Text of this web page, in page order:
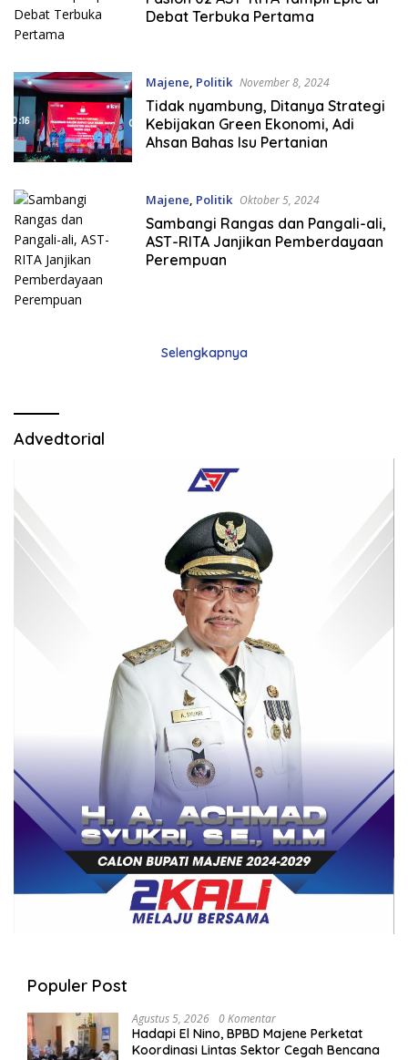
Debat Terbuka Pertama
Majene, Politik November 8, 2024
Tidak nyambung, Ditanya Strategi
Kebijakan Green Ekonomi, Adi
Ahsan Bahas Isu Pertanian
Majene Politik Oktober 5, 2024
Sambangi Rangas dan Pangali-ali,
AST-RITA Janjikan Pemberdayaan
Perempuan
Selengkapnya
Advedtorial
Populer Post
Agustus 5, 2026 0 Komentar
Hadapi El Nino, BPBD Majene Perketat
Koordinasi Lintas Sektor Cegah Bencana